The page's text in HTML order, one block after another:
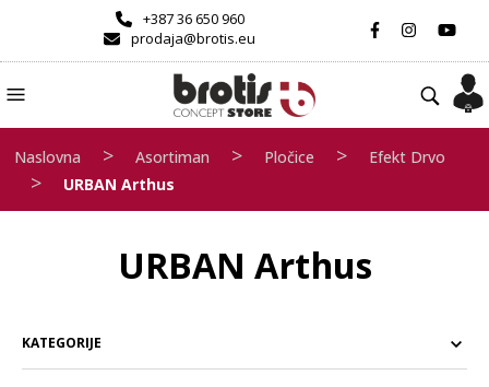
+387 36 650 960
prodaja@brotis.eu
Naslovna > Asortiman > Pločice > Efekt Drvo
> URBAN Arthus
URBAN Arthus
KATEGORIJE